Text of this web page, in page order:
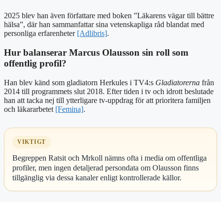
2025 blev han även författare med boken ”Läkarens vägar till bättre
hälsa”, där han sammanfattar sina vetenskapliga råd blandat med
personliga erfarenheter [Adlibris].
Hur balanserar Marcus Olausson sin roll som
offentlig profil?
Han blev känd som gladiatorn Herkules i TV4:s Gladiatorerna från
2014 till programmets slut 2018. Efter tiden i tv och idrott beslutade
han att tacka nej till ytterligare tv-uppdrag för att prioritera familjen
och läkararbetet [Femina].
VIKTIGT
Begreppen Ratsit och Mrkoll nämns ofta i media om offentliga
profiler, men ingen detaljerad persondata om Olausson finns
tillgänglig via dessa kanaler enligt kontrollerade källor.